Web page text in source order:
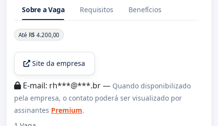
Sobre a Vaga Requisitos Benefícios
Sobre a Vaga
Até R$ 4.200,00
Site da empresa
E-mail: rh***@***.br — Quando disponibilizado
pela empresa, o contato poderá ser visualizado por
assinantes Premium.